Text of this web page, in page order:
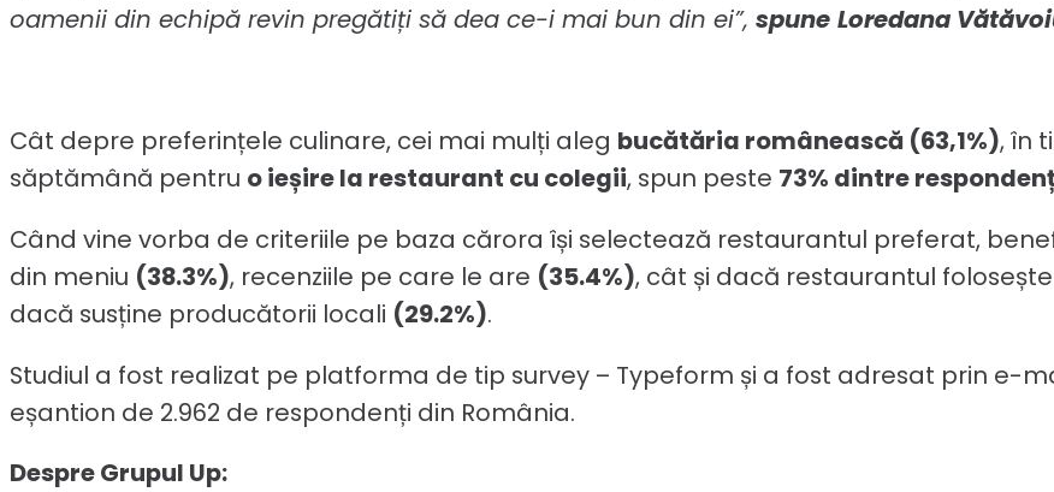
oamenii din echipă revin pregătiți să dea ce-i mai bun din ei”, spune Loredana
Cât depre preferințele culinare, cei mai mulți aleg bucătăria românească (63,1%), în
săptămână pentru o ieșire la restaurant cu colegii, spun peste 73% dintre
Când vine vorba de criteriile pe baza cărora își selectează restaurantul preferat,
din meniu (38.3%), recenziile pe care le are (35.4%), cât și dacă restaurantul
dacă susține producătorii locali (29.2%).
Studiul a fost realizat pe platforma de tip survey – Typeform și a fost adresat prin e-
eșantion de 2.962 de respondenți din România.
Despre Grupul Up: